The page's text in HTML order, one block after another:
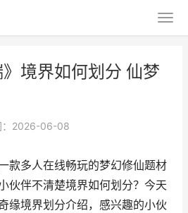
》境界如何划分 仙梦
：2026-06-08
款多人在线畅玩的梦幻修仙题材
伙伴不清楚境界如何划分？今天
缘境界划分介绍，感兴趣的小伙